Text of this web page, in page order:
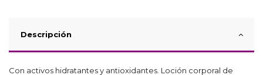
Descripción
Con activos hidratantes y antioxidantes. Loción corporal de